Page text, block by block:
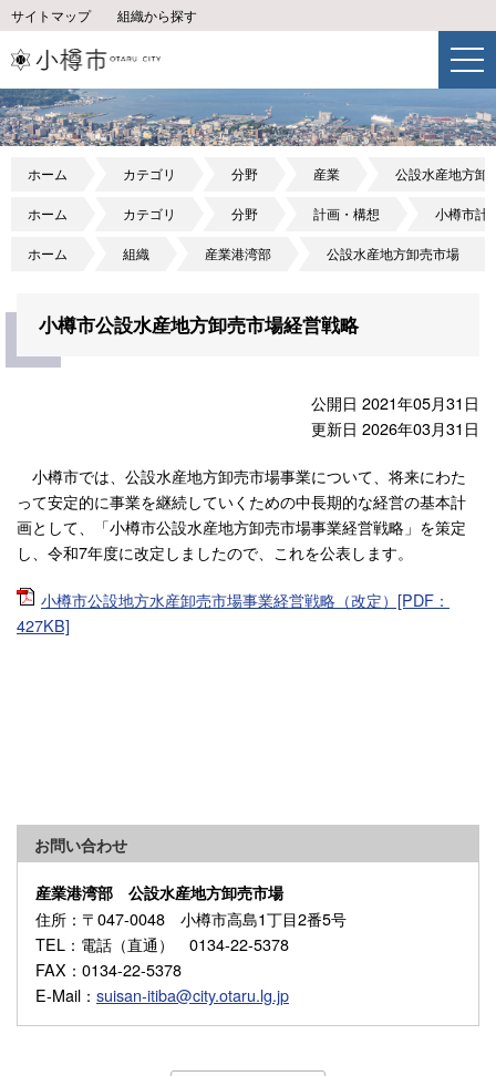
サイトマップ 組織から探す
ホーム カテゴリ 分野 産業 公設水産地方卸
ホーム カテゴリ 分野 計画・構想 小樽市計
ホーム 組織 産業港湾部 公設水産地方卸売市場
小樽市公設水産地方卸売市場経営戦略
公開日 2021年05月31日
更新日 2026年03月31日
小樽市では、公設水産地方卸売市場事業について、将来にわた
って安定的に事業を継続していくための中長期的な経営の基本計
画として、「小樽市公設水産地方卸売市場事業経営戦略」を策定
し、令和7年度に改定しましたので、これを公表します。
小樽市公設地方水産卸売市場事業経営戦略（改定）[PDF：
427KB]
お問い合わせ
産業港湾部 公設水産地方卸売市場
住所 ：〒047-0048 小樽市高島1丁目2番5号
TEL ：電話（直通） 0134-22-5378
FAX ：0134-22-5378
E-Mail ： suisan-itiba@city.otaru.lg.jp